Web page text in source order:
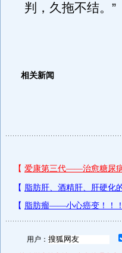
判，久拖不结。”
相关新闻
用户：